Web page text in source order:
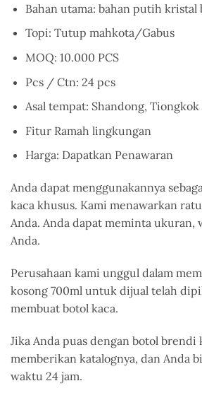
Bahan utama: bahan putih kristal
Topi: Tutup mahkota/Gabus
MOQ: 10.000 PCS
Pcs / Ctn: 24 pcs
Asal tempat: Shandong, Tiongkok
Fitur Ramah lingkungan
Harga: Dapatkan Penawaran
Anda dapat menggunakannya
kaca khusus. Kami menawarkan
Anda. Anda dapat meminta ukuran,
Anda.
Perusahaan kami unggul dalam
kosong 700ml untuk dijual telah
membuat botol kaca.
Jika Anda puas dengan botol
memberikan katalognya, dan Anda
waktu 24 jam.